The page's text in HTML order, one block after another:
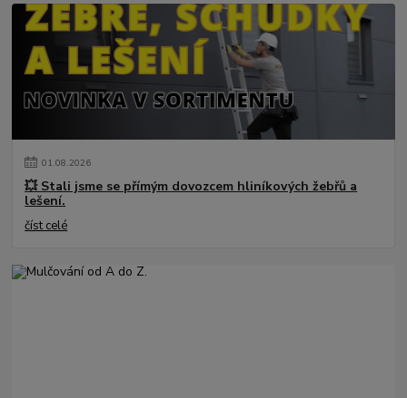
01.08.2026
💥 Stali jsme se přímým dovozcem hliníkových žebřů a
lešení.
číst celé